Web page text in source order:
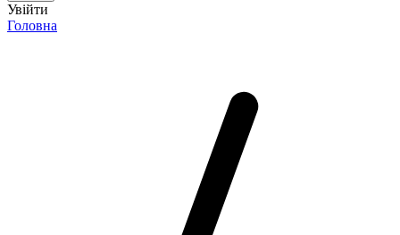
Увійти
Головна